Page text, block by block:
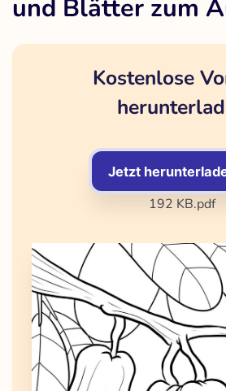
und Blätter zum
Kostenlose
Jetzt
192 KB.pdf